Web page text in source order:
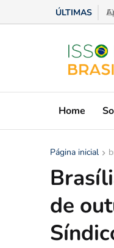
ÚLTIMAS
Home
Página inicial
de